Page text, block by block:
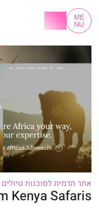
ME
NU
אתר תדמית לסוכנות טיולים
Kenya Safaris